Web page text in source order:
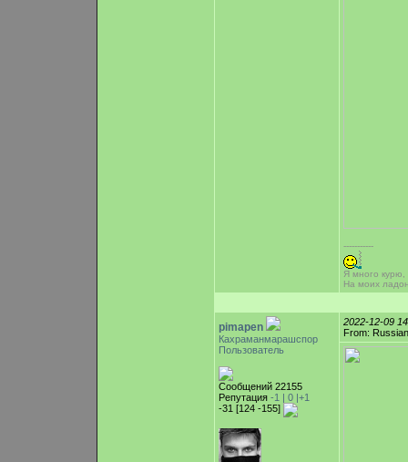
-----------
Я много курю,
На моих
pimapen
Кахраманмарашспор
Пользователь
Сообщений 22155
Репутация -1 | 0 |+1
-31 [124 -155]
2022-12-09
From: